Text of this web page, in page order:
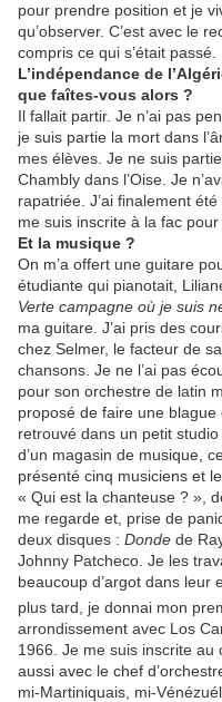
pour prendre position et je
qu’observer. C’est avec le
compris ce qui s’était passé.
L’indépendance de
que faîtes-vous alors ?
Il fallait partir. Je n’ai pas
je suis partie la mort dans
mes élèves. Je ne suis
Chambly dans l’Oise. Je
rapatriée. J’ai finalement
me suis inscrite à la fac
Et la musique ?
On m’a offert une guitare
étudiante qui pianotait,
Verte campagne où je suis
ma guitare. J’ai pris des
chez Selmer, le facteur de
chansons. Je ne l’ai pas
pour son orchestre de latin
proposé de faire une blague
retrouvé dans un petit
d’un magasin de musique,
présenté cinq musiciens et
« Qui est la chanteuse ? »,
me regarde et, prise de
deux disques : Donde de
Johnny Patcheco. Je les
beaucoup d’argot dans leur
plus tard, je donnai mon
arrondissement avec Los
1966. Je me suis inscrite
aussi avec le chef
mi-Martiniquais, mi-